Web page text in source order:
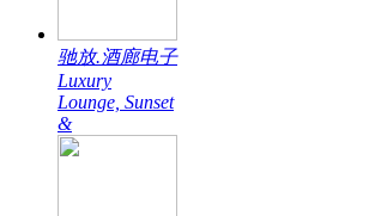
驰放.酒廊电子
Luxury
Lounge, Sunset
&